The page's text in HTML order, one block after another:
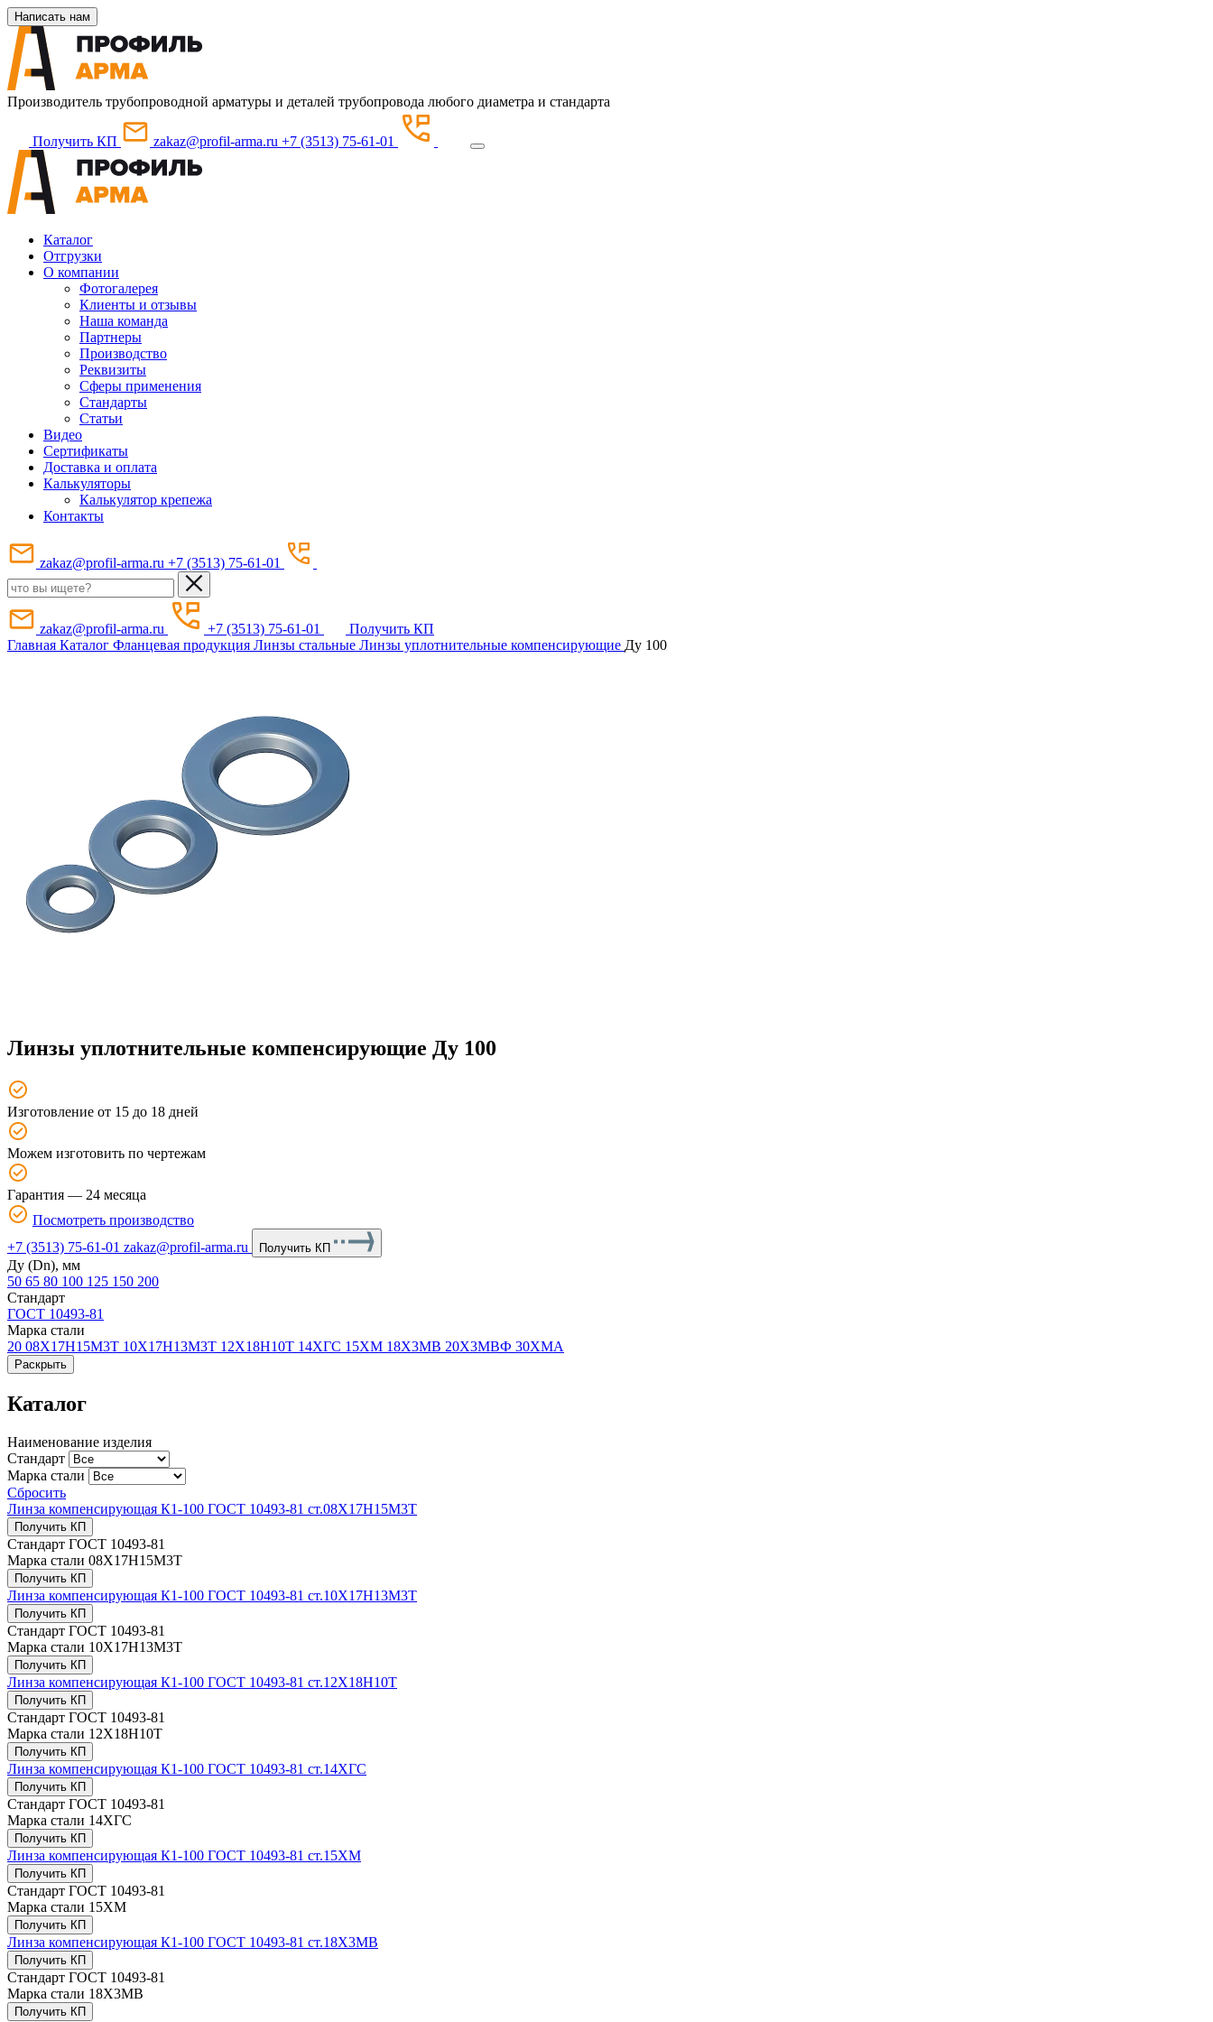
Написать нам
Производитель трубопроводной арматуры и деталей трубопровода любого диаметра и стандарта
Получить КП zakaz@profil-arma.ru +7 (3513) 75-61-01
Каталог
Отгрузки
О компании
Фотогалерея
Клиенты и отзывы
Наша команда
Партнеры
Производство
Реквизиты
Сферы применения
Стандарты
Статьи
Видео
Сертификаты
Доставка и оплата
Калькуляторы
Калькулятор крепежа
Контакты
zakaz@profil-arma.ru +7 (3513) 75-61-01
zakaz@profil-arma.ru +7 (3513) 75-61-01
Получить КП
Главная Каталог Фланцевая продукция Линзы стальные Линзы уплотнительные компенсирующие Ду 100
Линзы уплотнительные компенсирующие Ду 100
Изготовление от 15 до 18 дней
Можем изготовить по чертежам
Гарантия — 24 месяца
Посмотреть производство
+7 (3513) 75-61-01 zakaz@profil-arma.ru Получить КП
Ду (Dn), мм
50 65 80 100 125 150 200
Стандарт
ГОСТ 10493-81
Марка стали
20 08Х17Н15М3Т 10Х17H13М3Т 12Х18Н10Т 14ХГС 15ХМ 18Х3МВ 20Х3МВФ 30ХМА
Раскрыть
Каталог
Наименование изделия
Стандарт
Марка стали
Сбросить
Линза компенсирующая К1-100 ГОСТ 10493-81 ст.08Х17Н15М3Т
Получить КП
Стандарт ГОСТ 10493-81
Марка стали 08Х17Н15М3Т
Получить КП
Линза компенсирующая К1-100 ГОСТ 10493-81 ст.10Х17H13М3Т
Получить КП
Стандарт ГОСТ 10493-81
Марка стали 10Х17H13М3Т
Получить КП
Линза компенсирующая К1-100 ГОСТ 10493-81 ст.12Х18Н10Т
Получить КП
Стандарт ГОСТ 10493-81
Марка стали 12Х18Н10Т
Получить КП
Линза компенсирующая К1-100 ГОСТ 10493-81 ст.14ХГС
Получить КП
Стандарт ГОСТ 10493-81
Марка стали 14ХГС
Получить КП
Линза компенсирующая К1-100 ГОСТ 10493-81 ст.15ХМ
Получить КП
Стандарт ГОСТ 10493-81
Марка стали 15ХМ
Получить КП
Линза компенсирующая К1-100 ГОСТ 10493-81 ст.18Х3МВ
Получить КП
Стандарт ГОСТ 10493-81
Марка стали 18Х3МВ
Получить КП